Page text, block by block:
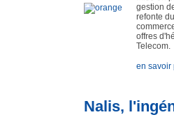
gestion
refonte
offres
Telecom.
en savoir
Nalis,